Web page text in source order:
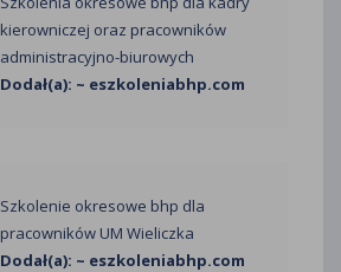
kierowniczej oraz pracowników
administracyjno-biurowych
Dodał(a): ~ eszkoleniabhp.com
Szkolenie okresowe bhp dla
pracowników UM Wieliczka
Dodał(a): ~ eszkoleniabhp.com